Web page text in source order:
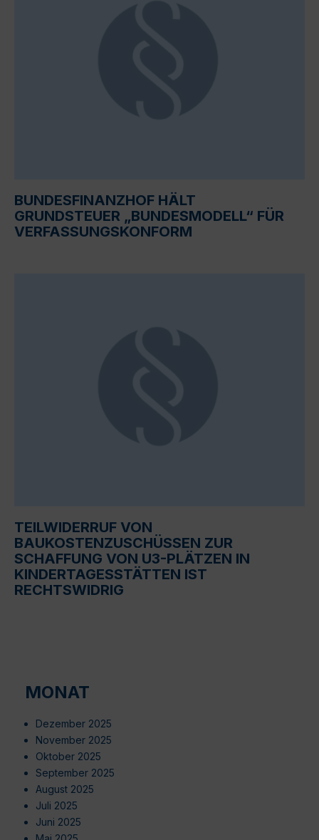
BUNDESFINANZHOF HÄLT
GRUNDSTEUER „BUNDESMODELL“ FÜR
VERFASSUNGSKONFORM
TEILWIDERRUF VON
BAUKOSTENZUSCHÜSSEN ZUR
SCHAFFUNG VON U3-PLÄTZEN IN
KINDERTAGESSTÄTTEN IST
RECHTSWIDRIG
MONAT
Dezember 2025
November 2025
Oktober 2025
September 2025
August 2025
Juli 2025
Juni 2025